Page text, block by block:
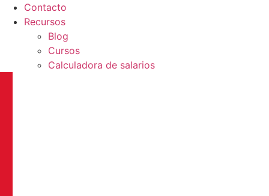
Contacto
Recursos
Blog
Cursos
Calculadora de salarios